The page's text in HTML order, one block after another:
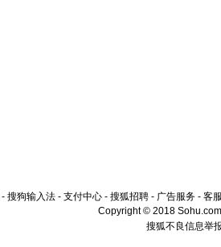
- 搜狗输入法 - 支付中心 - 搜狐招聘 - 广告服务 - 客
Copyright © 2018
搜狐不良信息举